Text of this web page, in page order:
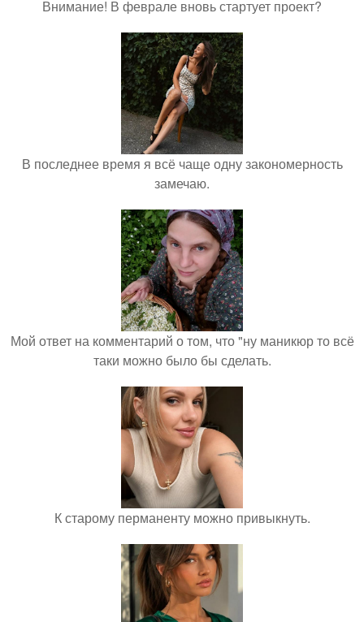
Внимание! В феврале вновь стартует проект?
В последнее время я всё чаще одну закономерность
замечаю.
Мой ответ на комментарий о том, что "ну маникюр то всё
таки можно было бы сделать.
К старому перманенту можно привыкнуть.